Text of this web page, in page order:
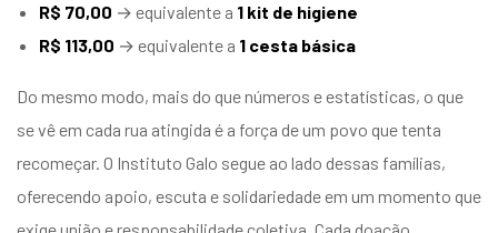
R$ 70,00 → equivalente a 1 kit de higiene
R$ 113,00 → equivalente a 1 cesta básica
Do mesmo modo, mais do que números e estatísticas, o que
se vê em cada rua atingida é a força de um povo que tenta
recomeçar. O Instituto Galo segue ao lado dessas famílias,
oferecendo apoio, escuta e solidariedade em um momento que